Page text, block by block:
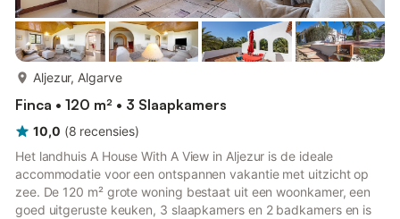
Aljezur, Algarve
Finca • 120 m² • 3 Slaapkamers
10,0 (8 recensies)
Het landhuis A House With A View in Aljezur is de ideale
accommodatie voor een ontspannen vakantie met uitzicht op
zee. De 120 m² grote woning bestaat uit een woonkamer, een
goed uitgeruste keuken, 3 slaapkamers en 2 badkamers en is